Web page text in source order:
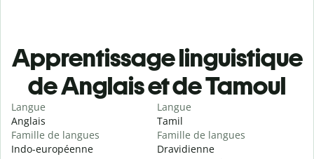
Apprentissage linguistique
de Anglais et de Tamoul
Langue
Anglais
Famille de langues
Indo-européenne
Langue
Tamil
Famille de langues
Dravidienne